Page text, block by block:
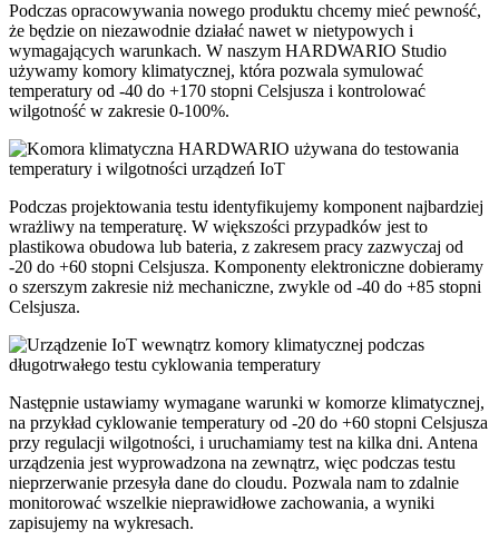
Podczas opracowywania nowego produktu chcemy mieć pewność,
że będzie on niezawodnie działać nawet w nietypowych i
wymagających warunkach. W naszym HARDWARIO Studio
używamy komory klimatycznej, która pozwala symulować
temperatury od -40 do +170 stopni Celsjusza i kontrolować
wilgotność w zakresie 0-100%.
Podczas projektowania testu identyfikujemy komponent najbardziej
wrażliwy na temperaturę. W większości przypadków jest to
plastikowa obudowa lub bateria, z zakresem pracy zazwyczaj od
-20 do +60 stopni Celsjusza. Komponenty elektroniczne dobieramy
o szerszym zakresie niż mechaniczne, zwykle od -40 do +85 stopni
Celsjusza.
Następnie ustawiamy wymagane warunki w komorze klimatycznej,
na przykład cyklowanie temperatury od -20 do +60 stopni Celsjusza
przy regulacji wilgotności, i uruchamiamy test na kilka dni. Antena
urządzenia jest wyprowadzona na zewnątrz, więc podczas testu
nieprzerwanie przesyła dane do cloudu. Pozwala nam to zdalnie
monitorować wszelkie nieprawidłowe zachowania, a wyniki
zapisujemy na wykresach.